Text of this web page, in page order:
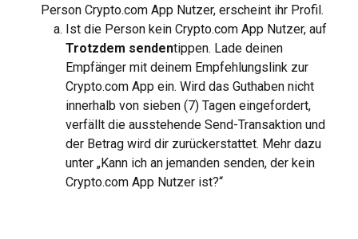
Person Crypto.com App Nutzer, erscheint ihr Profil.
Ist die Person kein Crypto.com App Nutzer, auf
Trotzdem sendentippen. Lade deinen
Empfänger mit deinem Empfehlungslink zur
Crypto.com App ein. Wird das Guthaben nicht
innerhalb von sieben (7) Tagen eingefordert,
verfällt die ausstehende Send-Transaktion und
der Betrag wird dir zurückerstattet. Mehr dazu
unter „Kann ich an jemanden senden, der kein
Crypto.com App Nutzer ist?“